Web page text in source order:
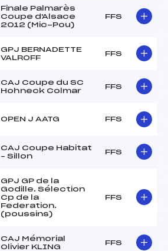
Finale Palmarès
Coupe d'Alsace
2012 (Mic-Pou)
FFS
GPJ BERNADETTE
VALROFF
FFS
CAJ Coupe du SC
Hohneck Colmar
FFS
OPEN J AATG FFS
CAJ Coupe Habitat
– Sillon
FFS
GPJ GP de la
Godille. Sélection
Cp de la
Federation.
(poussins)
FFS
CAJ Mémorial
Olivier KLING
FFS